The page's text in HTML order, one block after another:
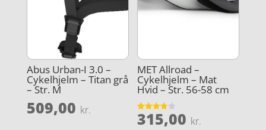
Abus Urban-I 3.0 –
Cykelhjelm – Titan grå
– Str. M
509,00 kr.
MET Allroad –
Cykelhjelm – Mat
Hvid – Str. 56-58 cm
Vurderet
3.8
315,00 kr.